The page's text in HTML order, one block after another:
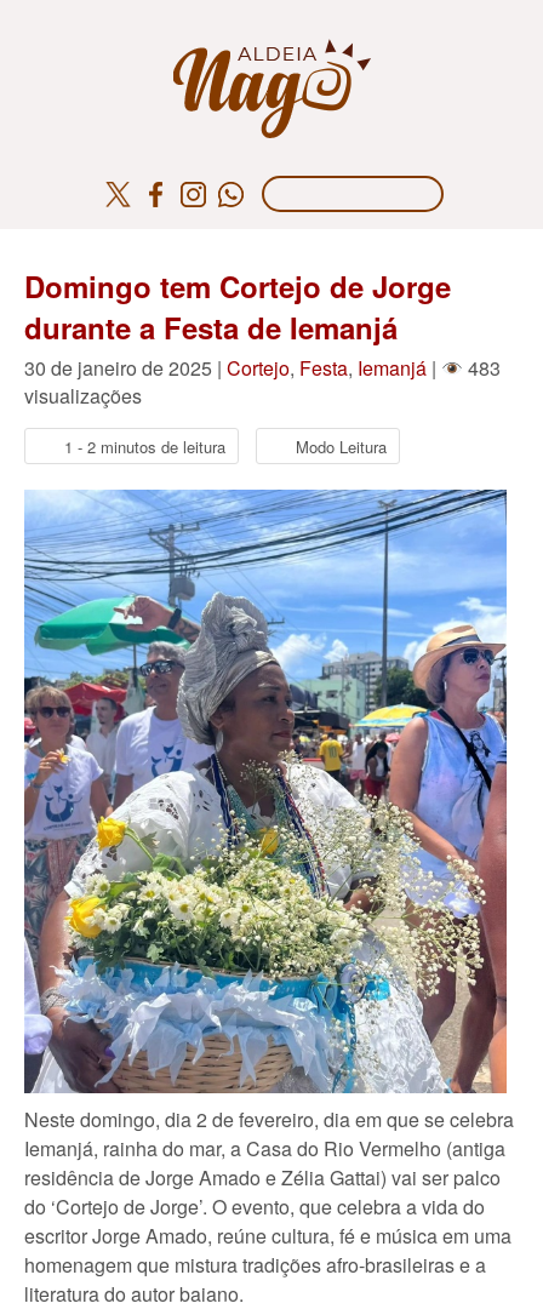
Domingo tem Cortejo de Jorge
durante a Festa de Iemanjá
30 de janeiro de 2025 | Cortejo, Festa, Iemanjá |
483
visualizações
1 - 2 minutos de leitura Modo Leitura
Neste domingo, dia 2 de fevereiro, dia em que se celebra
Iemanjá, rainha do mar, a Casa do Rio Vermelho (antiga
residência de Jorge Amado e Zélia Gattai) vai ser palco
do ‘Cortejo de Jorge’. O evento, que celebra a vida do
escritor Jorge Amado, reúne cultura, fé e música em uma
homenagem que mistura tradições afro-brasileiras e a
literatura do autor baiano.